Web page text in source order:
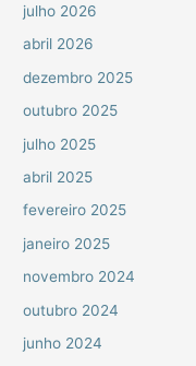
julho 2026
abril 2026
dezembro 2025
outubro 2025
julho 2025
abril 2025
fevereiro 2025
janeiro 2025
novembro 2024
outubro 2024
junho 2024